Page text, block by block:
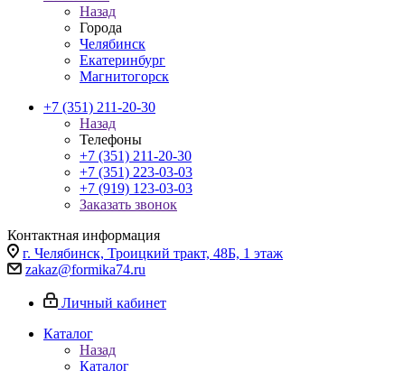
Назад
Города
Челябинск
Екатеринбург
Магнитогорск
+7 (351) 211-20-30
Назад
Телефоны
+7 (351) 211-20-30
+7 (351) 223-03-03
+7 (919) 123-03-03
Заказать звонок
Контактная информация
г. Челябинск, Троицкий тракт, 48Б, 1 этаж
zakaz@formika74.ru
Личный кабинет
Каталог
Назад
Каталог